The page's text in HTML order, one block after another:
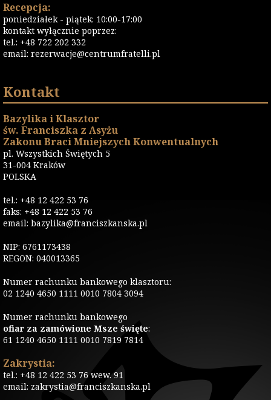
Recepcja:
poniedziałek - piątek: 10:00-17:00
kontakt wyłącznie poprzez:
tel.: +48 722 202 332
email: rezerwacje@centrumfratelli.pl
Kontakt
Bazylika i Klasztor
św. Franciszka z Asyżu
Zakonu Braci Mniejszych Konwentualnych
pl. Wszystkich Świętych 5
31-004 Kraków
POLSKA
tel.: +48 12 422 53 76
faks: +48 12 422 53 76
email: bazylika@franciszkanska.pl
NIP: 6761173438
REGON: 040013365
Numer rachunku bankowego klasztoru:
02 1240 4650 1111 0010 7804 3094
Numer rachunku bankowego
ofiar za zamówione Msze święte:
61 1240 4650 1111 0010 7819 7814
Zakrystia:
tel.: +48 12 422 53 76 wew. 91
email: zakrystia@franciszkanska.pl